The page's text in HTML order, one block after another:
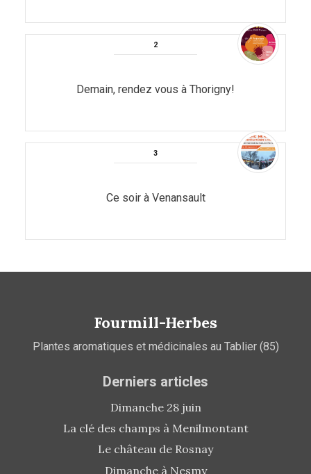
Demain, rendez vous à Thorigny!
Ce soir à Venansault
Fourmill-Herbes
Plantes aromatiques et médicinales au Tablier (85)
Derniers articles
Dimanche 28 juin
La clé des champs à Menilmontant
Le château de Rosnay
Dimanche à Nesmy